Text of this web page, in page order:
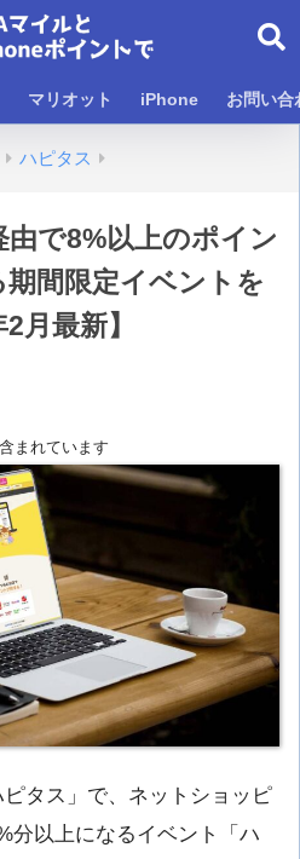
マリオット iPhone お問い合
ハピタス
で8%以上のポイン
期間限定イベントを
月最新】
まれています
タス」で、ネットショッピ
分以上になるイベント「ハ